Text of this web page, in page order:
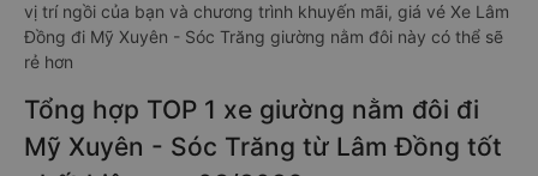
vị trí ngồi của bạn và chương trình khuyến mãi, giá vé Xe Lâm
Đồng đi Mỹ Xuyên - Sóc Trăng giường nằm đôi này có thể sẽ
rẻ hơn
Tổng hợp TOP 1 xe giường nằm đôi đi
Mỹ Xuyên - Sóc Trăng từ Lâm Đồng tốt